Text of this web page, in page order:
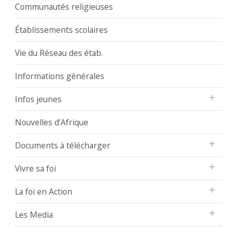
Communautés religieuses
Établissements scolaires
Vie du Réseau des étab.
Informations générales
Infos jeunes
Nouvelles d’Afrique
Documents à télécharger
Vivre sa foi
La foi en Action
Les Media